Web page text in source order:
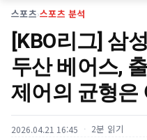
스포츠›스포츠 분석
[KBO리그] 삼
두산 베어스,
제어의 균형은
2026.04.21 16:45 2분 읽기